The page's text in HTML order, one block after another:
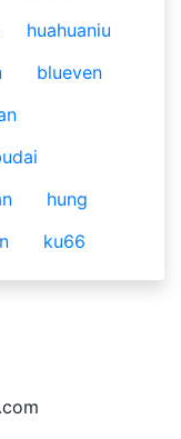
huahuaniu
blueven
hung
ku66